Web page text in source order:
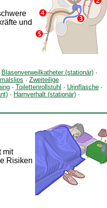
und
Blasenverweilkatheter (stationär) ·
· Zweiteilige
· Toilettenrollstuhl · Urinflasche ·
· Harnverhalt (stationär) ·
mit
Risiken